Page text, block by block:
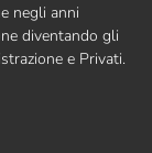
negli anni
diventando gli
e Privati.